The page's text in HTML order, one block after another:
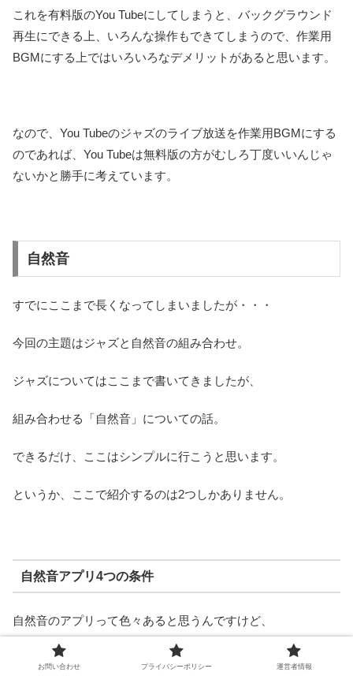
これを有料版のYou Tubeにしてしまうと、バックグラウンド
再生にできる上、いろんな操作もできてしまうので、作業用
BGMにする上ではいろいろなデメリットがあると思います。
なので、You Tubeのジャズのライブ放送を作業用BGMにする
のであれば、You Tubeは無料版の方がむしろ丁度いいんじゃ
ないかと勝手に考えています。
自然音
すでにここまで長くなってしまいましたが・・・
今回の主題はジャズと自然音の組み合わせ。
ジャズについてはここまで書いてきましたが、
組み合わせる「自然音」についての話。
できるだけ、ここはシンプルに行こうと思います。
というか、ここで紹介するのは2つしかありません。
自然音アプリ4つの条件
自然音のアプリって色々あると思うんですけど、
ジャズと自然音を組み合わせて作業用BGMにするのであれ
お問い合わせ プライバシーポリシー 運営者情報